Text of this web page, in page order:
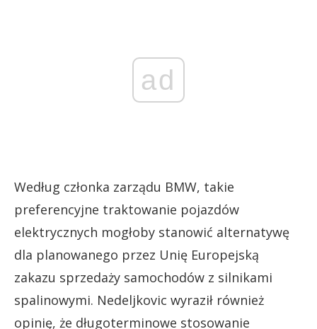
ad
Według członka zarządu BMW, takie
preferencyjne traktowanie pojazdów
elektrycznych mogłoby stanowić alternatywę
dla planowanego przez Unię Europejską
zakazu sprzedaży samochodów z silnikami
spalinowymi. Nedeljkovic wyraził również
opinię, że długoterminowe stosowanie